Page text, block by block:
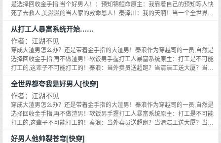
[快穿]》102W字已完结《超级学神[快穿]》160W字已完结《超级
《超级反派[快穿]》107W字已完结《反派他盛世美颜[快穿]》50W
字已完结《渣男洗白指南[快穿]》130W字已完结《他是龙[快穿]》
120W字已完结《朕带着十万死士穿回来了》100W字已完结喜欢男
主文的亲们可以去瞅瞅~*******【本书封面来自于画手氿伊,是个人
约稿哦！！】…
派爸爸沈云璟是个不折不扣的偏执狂,未来为了把青梅不择手段！还正常的沈云
璟忽然遇到了自己的小恶魔儿子。回家打开门,看到被请到自己新家做客的青
梅。沈明泉得意洋洋跟爸爸炫耀：爸爸你看,你喜欢的人我给你弄回来了！等
等……沈云璟忽然觉得教育儿子遵纪守法很重要！！！：娱乐圈的反派爸爸沈
泽涵是个忠于颜值的颜控男明星,未来的他是娱乐圈最喜新厌旧浪荡花丛的男明
星。结果在他试图搭讪小姐姐的时候遇到了自己的小恶魔儿子。某综艺直播上,
网友们纷纷看到了震惊的一幕。沈明泉拿着爸爸的房产证踮脚送给漂亮女明
星：姐姐你好漂亮哦！房子送你,当我女朋友好不好呀？沈泽涵怒摔房产证！我
这儿子怎么小小年龄就渣男成这样？不行！我要当儿子的榜样！从今以后对女
友一心一意！！！：豪门文的反派爸爸沈长清是个表面温柔背地里狂热的医生,
为女主放弃家产为女主养儿子甘心当冤大头。然后他就遇到了自己亲生的小恶
魔儿子。某回国顶级修罗场里,沈长清本该因为女主的背叛心如死灰,可下一秒就
看到。沈明泉一把抱住了男主的大腿：爸爸！你缺不缺儿子啊？我给你当儿子
好不好？沈长清直接疯了,一把将女主儿子递过去,把自己儿子抢回来。不好意
你喜欢给别人养儿子,你放心！我也喜欢给别人当儿子！沈长清更觉得自己要疯
都要快忘记自己曾是个现代世界的普通人。结果数千年后，魔族动乱，谢云潮
竟然发现自己回到了现代世界。本以为可以过上魔王大人退休之后的生活，却
不曾想，各种各样的魔物随之而来。当魔王是不可能继续当魔王的，只能把魔
物上交给国家的样子。于是国家机密档案处，就有了一个特殊的电话，24小时
保持接通。叮铃铃！电话铃声响了。亲，我这里有一条美人鱼哦！我要把它上
交国家！工作人员震惊，原来世界上真的有美人鱼么？我想没有人会拒绝一条
会说话的美人鱼吧？叮铃铃！电话又响了。亲，我这里有一条地狱三头犬，我
要把它上交给国家！工作人员惊恐，地狱三头犬？会吃人么？我想没人会拒绝
一条会喷火的傻狗吧？是吧是吧？叮铃铃，电话又响了。亲，我这里有一头黄
金羊哦！我要把它上交给国家！工作人员疑惑，什么黄金羊？我想没人会拒绝
一只吃草就会拉金币的羊吧？***这是一个狗比魔王把自己的属下全部上交国家
的故事***别问，问就是谁能拒绝一条能说话的美人鱼呢？是吧？*****同系列男
主快穿完结文大家也可以去看看****《超级男神[快穿]》160W字已完结《超级
学神[快穿]》160W字已完结《极品男神[快穿]》450W字已完结《渣男洗白指南
[快穿]》130W字已完结《他是龙[快穿]》120W字已完结喜欢男主文的亲们可以
土大款,俗话说的好,土到极致就是潮,爽就完了！！！***23年主写男主快穿文！
喜欢快穿的可以收藏我作者专栏哦！***【下本开《我想当个好男人[快穿]》,金
******《好男人他有金手指[快穿]》102W字已完结《超级学神[快穿]》160W字
已完结《超级男神[快穿]》160W字已完结《极品男神[快穿]》450W字已完结
《超级反派[快穿]》107W字已完结《反派他盛世美颜[快穿]》50W字已完结
《渣男洗白指南[快穿]》130W字已完结《他是龙[快穿]》120W字已完结《朕带
着十万死士穿回来了》100W字已完结喜欢男主文的亲们可以去瞅瞅
~*******【本书封面人设图来自于画手氿伊,是个人约稿哦！】
是选择回收金手指,当个好男人！：预知锦鲤命原主：我靠着自己的预知等人快
死了去救人,美滋滋的当人家的救命恩人！秦泽川：我的天啊！当一个全世界追
秦泽川：我就不能当一个为人民服务的败家子么？：末世拥有无限物资原主：
我在末世当大佬,不是人人都要看我脸色行事？秦泽川：这追求太低端,当救世主
不爽么？：快速生长空间原主：我要练药吃丹药成为星际第一强者！秦泽川：
我靠养草药培养了一堆星际强者。：天选玄学直播间原主：嘲讽他人命运,夺取
他人运气！秦泽川：这是什么乐子人直播间？为啥我的观众都这么搞笑？你这
一致啊！哪个有灵感写哪个！】******下本开《我爸是大反派[快穿]》*****沈明
泉来自于恶魔深渊最低级的小恶魔,崇尚强大的灵魂。一朝被拯救反派爸爸系统
绑定了,整只恶魔都开心爆了。：校园文的反派爸爸十八岁的沈匡浪留级高二,被
父母厌弃,自甘堕落,染着一头绿头发,是个活生生的杀马特。然后他遇到了自己
的小恶魔儿子。沈明泉染了跟爸爸一样绿色的头发美滋滋：爸爸你看我们一样
绿的发光！沈匡浪脸色一绿：小孩子不准染头发！！！：偏执文的反派爸爸沈
云璟是个不折不扣的偏执狂,未来为了把青梅不择手段！还正常的沈云璟忽然遇
从打工人暴富系统开始……
作者：江湖不见
穿成大渣男怎么办？还是带着金手指的大渣男！秦浪作为穿越司的一员,自然是
选择回收金手指,再不做渣男！软饭男手握打工人暴富系统原主：打工是不可能
打工的,这辈子不可能打工的！秦浪：当外卖员送超跑？当清洁工送大厦？当保
原主：我就算是饿死,从楼上跳下去,也不干殡葬！！！秦浪：这个人好像快挂
了,点一个关注,老板需要殡葬服务么？六折哦！穿越男拥有了换装系统原主：看
我在古代称王称霸！当上千古一帝！！秦浪：咱就是说,我有这能耐当个国师岂
不是呼风唤雨？皇帝来了也给我跪下好么？自闭男畅游霸总剧本世界原主：这
些霸总都是颠公颠婆吧？？哪见过随便就要挖人眼挖人肾挖人心的？秦浪：少
跳的？？？这医疗水平简直逆天啊！！！娱乐圈男明星的灵异玩偶系统原主：
全世界都夸我是好男人[快穿]
作者：江湖不见
穿成大渣男怎么办？还是带着金手指的大渣男！秦浪作为穿越司的一员,自然是
选择回收金手指,再不做渣男！软饭男手握打工人暴富系统原主：打工是不可能
打工的,这辈子不可能打工的！秦浪：当外卖员送超跑？当清洁工送大厦？当保
原主：我就算是饿死,从楼上跳下去,也不干殡葬！！！秦浪：这个人好像快挂
好男人他帅裂苍穹[快穿]